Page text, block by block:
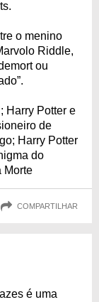
o menino
Riddle,
ou
Harry Potter e
de
Harry Potter
do
Morte
COMPARTILHAR
é uma